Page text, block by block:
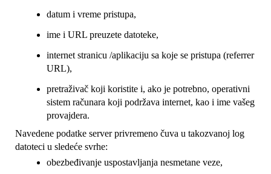
datum i vreme pristupa,
ime i URL preuzete datoteke,
internet stranicu /aplikaciju sa koje se pristupa (referrer
URL),
pretraživač koji koristite i, ako je potrebno, operativni
sistem računara koji podržava internet, kao i ime vašeg
provajdera.
Navedene podatke server privremeno čuva u takozvanoj log
datoteci u sledeće svrhe:
obezbeđivanje uspostavljanja nesmetane veze,